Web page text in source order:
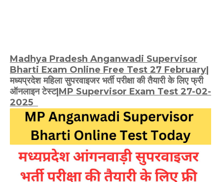
Madhya Pradesh Anganwadi Supervisor
Bharti Exam Online Free Test 27 February|
मध्यप्रदेश महिला सुपरवाइजर भर्ती परीक्षा की तैयारी के लिए फ्री
ऑनलाइन टेस्ट|MP Supervisor Exam Test 27-02-
2025